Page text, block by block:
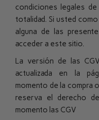
condiciones legales
totalidad. Si usted
alguna de las
acceder a este sitio.
La versión de las
actualizada en la
momento de la compra
reserva el derecho
momento las CGV